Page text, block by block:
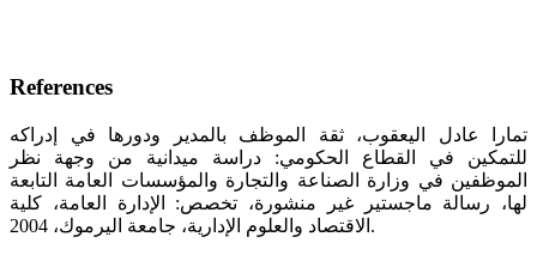
References
تمارا عادل اليعقوب، ثقة الموظف بالمدير ودورها في إدراكه
للتمكين في القطاع الحكومي: دراسة ميدانية من وجهة نظر
الموظفين في وزارة الصناعة والتجارة والمؤسسات العامة التابعة
لها، رسالة ماجستير غير منشورة، تخصص: الإدارة العامة، كلية
الاقتصاد والعلوم الإدارية، جامعة اليرموك، 2004.